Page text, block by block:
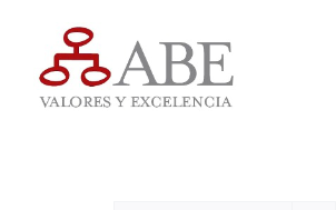
contenido